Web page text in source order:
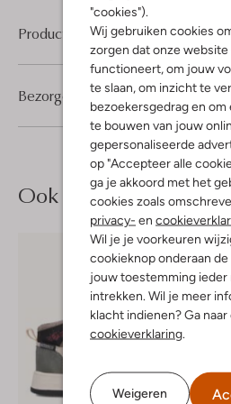
"cookies").
Wij gebruiken cookies
zorgen dat onze website
functioneert, om jouw
te slaan, om inzicht te
bezoekersgedrag en om
te bouwen van jouw
gepersonaliseerde
op "Accepteer alle
ga je akkoord met het
cookies zoals
privacy- en
Wil je je voorkeuren
cookieknop onderaan de
jouw toestemming ieder
intrekken. Wil je meer
klacht indienen? Ga naar
cookieverklaring
Weigeren
Product informatie
Bezorgen & retourneren
Ook iets voor jou?